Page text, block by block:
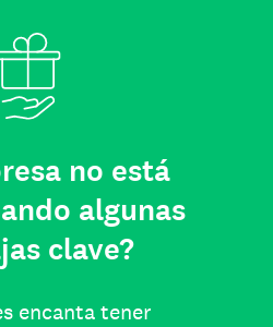
no está
algunas
clave?
encanta tener